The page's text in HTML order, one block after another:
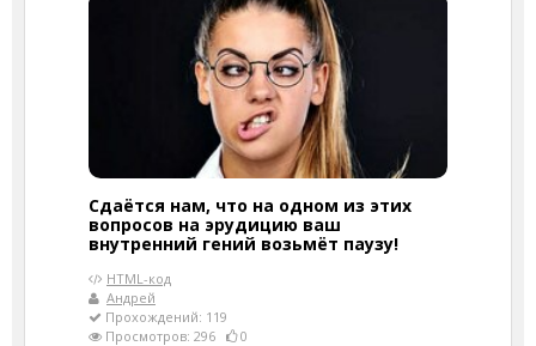
Сдаётся нам, что на одном из этих
вопросов на эрудицию ваш
внутренний гений возьмёт паузу!
HTML-код
Андрей
Прохождений: 119
Просмотров: 296
0